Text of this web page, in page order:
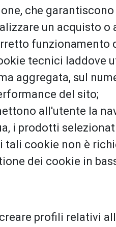
che
un acquisto
funzionamento
tecnici laddove
aggregata, sul
del sito;
all'utente la
i prodotti
tali cookie non è
dei cookie in
profili relativi